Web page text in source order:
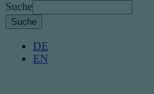
Suche
DE
EN